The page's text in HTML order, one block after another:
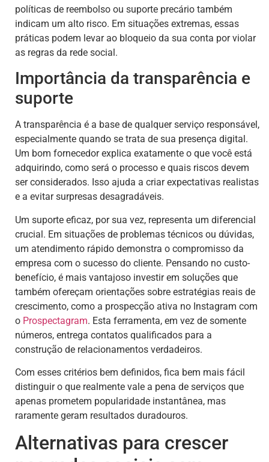
políticas de reembolso ou suporte precário também
indicam um alto risco. Em situações extremas, essas
práticas podem levar ao bloqueio da sua conta por violar
as regras da rede social.
Importância da transparência e
suporte
A transparência é a base de qualquer serviço responsável,
especialmente quando se trata de sua presença digital.
Um bom fornecedor explica exatamente o que você está
adquirindo, como será o processo e quais riscos devem
ser considerados. Isso ajuda a criar expectativas realistas
e a evitar surpresas desagradáveis.
Um suporte eficaz, por sua vez, representa um diferencial
crucial. Em situações de problemas técnicos ou dúvidas,
um atendimento rápido demonstra o compromisso da
empresa com o sucesso do cliente. Pensando no custo-
benefício, é mais vantajoso investir em soluções que
também ofereçam orientações sobre estratégias reais de
crescimento, como a prospecção ativa no Instagram com
o Prospectagram. Esta ferramenta, em vez de somente
números, entrega contatos qualificados para a
construção de relacionamentos verdadeiros.
Com esses critérios bem definidos, fica bem mais fácil
distinguir o que realmente vale a pena de serviços que
apenas prometem popularidade instantânea, mas
raramente geram resultados duradouros.
Alternativas para crescer